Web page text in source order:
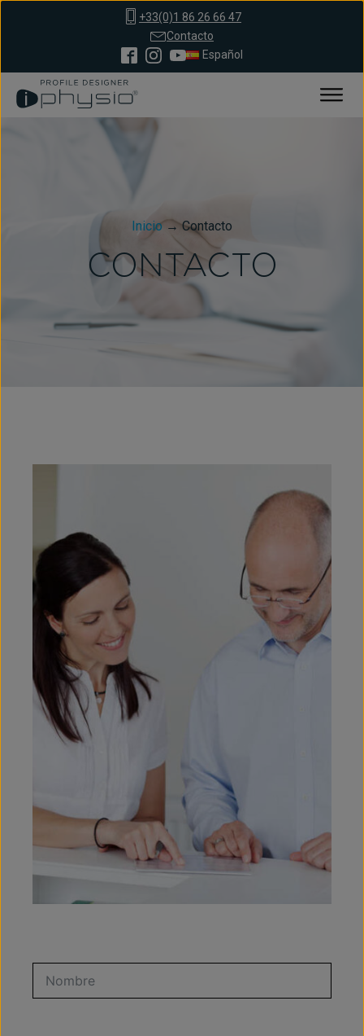
+33(0)1 86 26 66 47
Contacto
Español
Inicio→Contacto
CONTACTO